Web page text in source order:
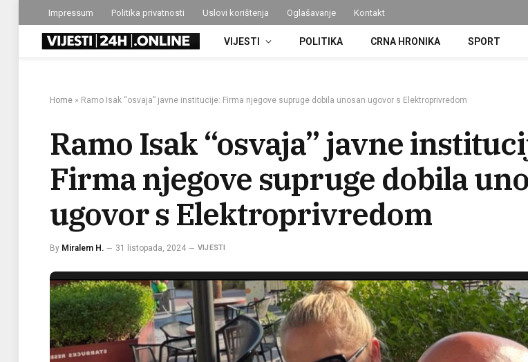
Impressum Politika privatnosti Uslovi korištenja Oglašavanje Kontakt
VIJESTI POLITIKA CRNA HRONIKA SPORT
Home » Ramo Isak “osvaja” javne institucije: Firma njegove supruge dobila unosan ugovor s Elektroprivredom
Ramo Isak “osvaja” javne
Firma njegove supruge dobila
ugovor s Elektroprivredom
By Miralem H. 31 listopada, 2024 VIJESTI